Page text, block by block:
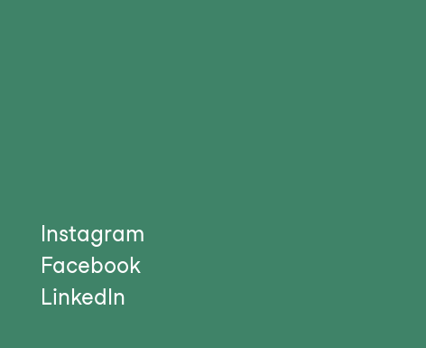
Instagram
Facebook
LinkedIn